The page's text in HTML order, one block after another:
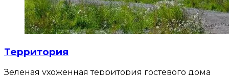
Территория
Зеленая ухоженная территория гостевого дома